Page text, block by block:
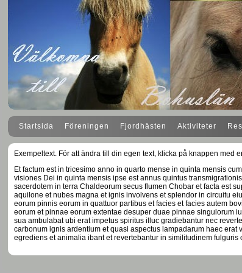
Startsida Föreningen Fjordhästen Aktiviteter
Exempeltext. För att ändra till din egen text, klicka på knappen med
Et factum est in tricesimo anno in quarto mense in quinta mensis
visiones Dei in quinta mensis ipse est annus quintus
sacerdotem in terra Chaldeorum secus flumen Chobar et facta est
aquilone et nubes magna et ignis involvens et splendor in circuitu
eorum pinnis eorum in quattuor partibus et facies et facies autem
eorum et pinnae eorum extentae desuper duae pinnae singulorum
sua ambulabat ubi erat impetus spiritus illuc gradiebantur nec
carbonum ignis ardentium et quasi aspectus lampadarum haec
egrediens et animalia ibant et revertebantur in similitudinem